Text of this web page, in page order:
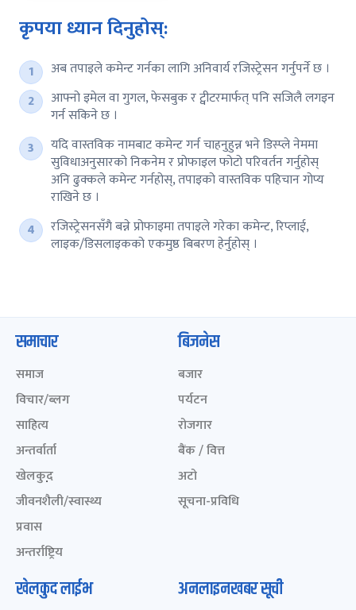
कृपया ध्यान दिनुहोस्:
अब तपाइले कमेन्ट गर्नका लागि अनिवार्य रजिस्ट्रेसन गर्नुपर्ने छ ।
आफ्नो इमेल वा गुगल, फेसबुक र ट्वीटरमार्फत् पनि सजिलै लगइन
गर्न सकिने छ ।
यदि वास्तविक नामबाट कमेन्ट गर्न चाहनुहुन्न भने डिस्प्ले नेममा
सुविधाअनुसारको निकनेम र प्रोफाइल फोटो परिवर्तन गर्नुहोस्
अनि ढुक्कले कमेन्ट गर्नहोस्, तपाइको वास्तविक पहिचान गोप्य
राखिने छ ।
रजिस्ट्रेसनसँगै बन्ने प्रोफाइमा तपाइले गरेका कमेन्ट, रिप्लाई,
लाइक/डिसलाइकको एकमुष्ठ बिबरण हेर्नुहोस् ।
समाचार
समाज
विचार/ब्लग
साहित्य
अन्तर्वार्ता
खेलकुद़़
जीवनशैली/स्वास्थ्य
प्रवास
अन्तर्राष्ट्रिय
बिजनेस
बजार
पर्यटन
रोजगार
बैंक / वित्त
अटो
सूचना-प्रविधि
खेलकुद लाईभ अनलाइनखबर सूची